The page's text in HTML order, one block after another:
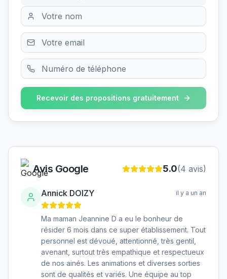
Recevoir des propositions gratuitement
Avis Google 5.0(4 avis)
Annick DOIZY il y a un an
Ma maman Jeannine D a eu le bonheur de
résider 6 mois dans ce super établissement. Tout
personnel est dévoué, attentionné, très gentil,
avenant, surtout très empathique et respectueux
de nos ainés. Les animations et diverses sorties
sont de qualités et variés. Une équipe au top